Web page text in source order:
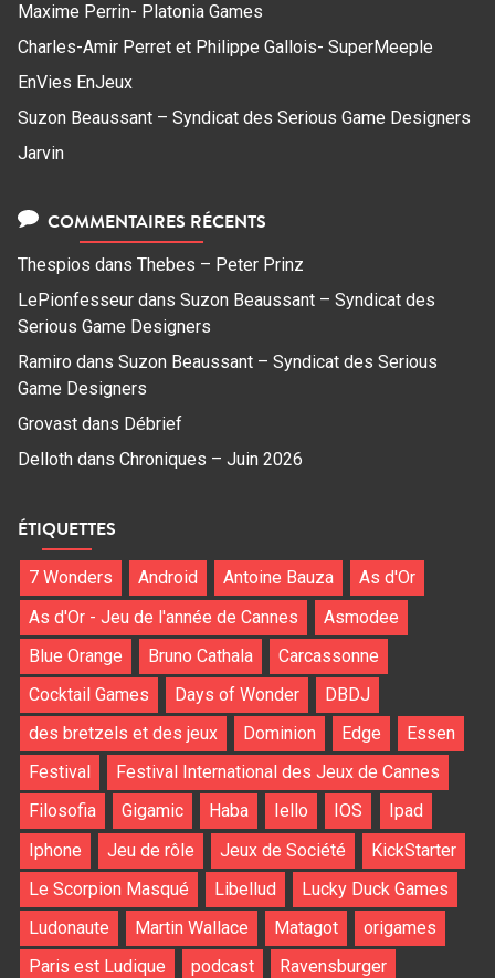
Maxime Perrin- Platonia Games
Charles-Amir Perret et Philippe Gallois- SuperMeeple
EnVies EnJeux
Suzon Beaussant – Syndicat des Serious Game Designers
Jarvin
COMMENTAIRES RÉCENTS
Thespios dans Thebes – Peter Prinz
LePionfesseur dans Suzon Beaussant – Syndicat des
Serious Game Designers
Ramiro dans Suzon Beaussant – Syndicat des Serious
Game Designers
Grovast dans Débrief
Delloth dans Chroniques – Juin 2026
ÉTIQUETTES
7 Wonders Android Antoine Bauza
As d'Or
As d'Or - Jeu de l'année de Cannes
Asmodee
Blue Orange
Bruno Cathala
Carcassonne
Cocktail Games
Days of Wonder
DBDJ
des bretzels et des jeux
Dominion Edge
Essen
Festival
Festival International des Jeux de Cannes
Filosofia
Gigamic Haba Iello IOS
Ipad
Iphone
Jeu de rôle Jeux de Société
KickStarter
Le Scorpion Masqué
Libellud
Lucky Duck Games
Ludonaute
Martin Wallace Matagot
origames
Paris est Ludique
podcast Ravensburger